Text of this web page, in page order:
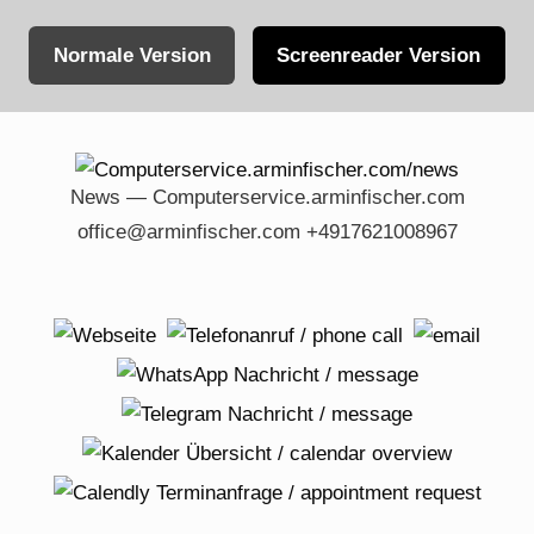
Normale Version Screenreader Version
content
News — Computerservice.arminfischer.com
office@arminfischer.com +4917621008967